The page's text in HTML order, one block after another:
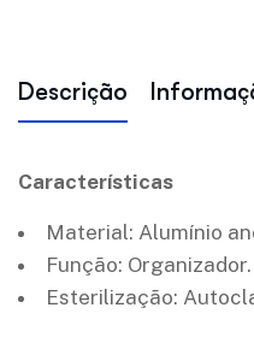
Descrição
Características
Material: Alumínio
Função: Organizador.
Esterilização: